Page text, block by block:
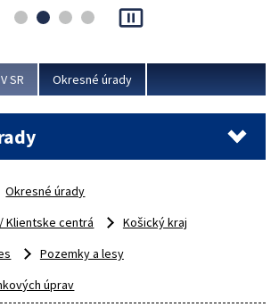
(SLASPO) a Ministerstva vnútra SR.
pause_presentation
SR Okresné úrady
Okresné úrady
Klientske centrá
Košický kraj
Pozemky a lesy
úprav